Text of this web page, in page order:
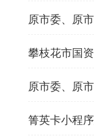
原市委、原
攀枝花市国
原市委、原
箐英卡小程